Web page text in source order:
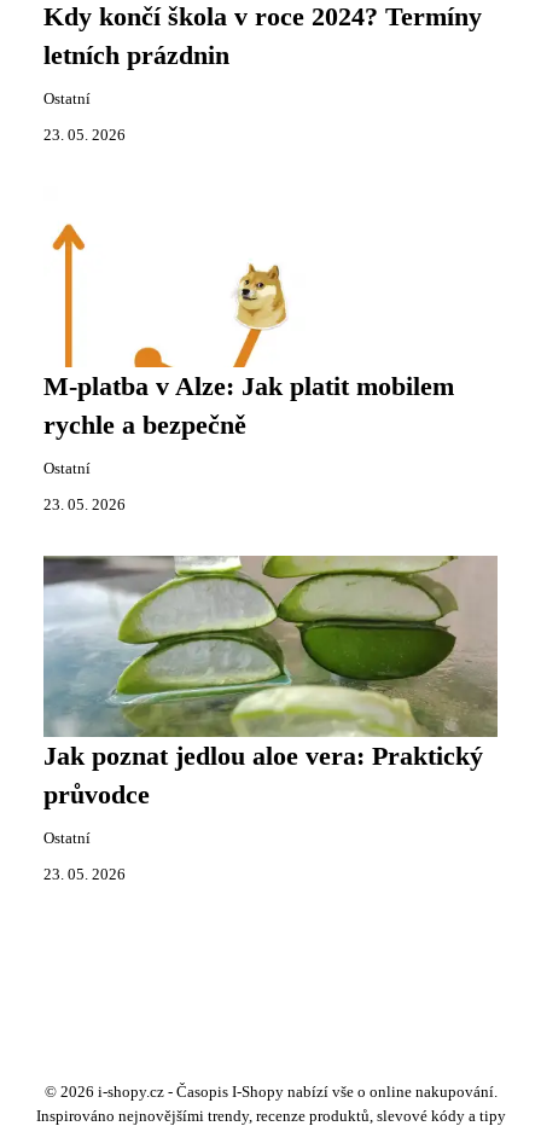
Kdy končí škola v roce 2024? Termíny
letních prázdnin
Ostatní
23. 05. 2026
M-platba v Alze: Jak platit mobilem
rychle a bezpečně
Ostatní
23. 05. 2026
Jak poznat jedlou aloe vera: Praktický
průvodce
Ostatní
23. 05. 2026
© 2026 i-shopy.cz - Časopis I-Shopy nabízí vše o online nakupování.
Inspirováno nejnovějšími trendy, recenze produktů, slevové kódy a tipy